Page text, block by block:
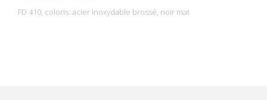
FD 410, coloris: acier inoxydable brossé, noir mat